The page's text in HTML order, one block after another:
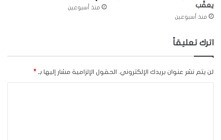
يعقّب
منذ أسبوعين
منذ أسبوعين
اترك تعليقاً
لن يتم نشر عنوان بريدك الإلكتروني. الحقول الإلزامية مشار إليها بـ *